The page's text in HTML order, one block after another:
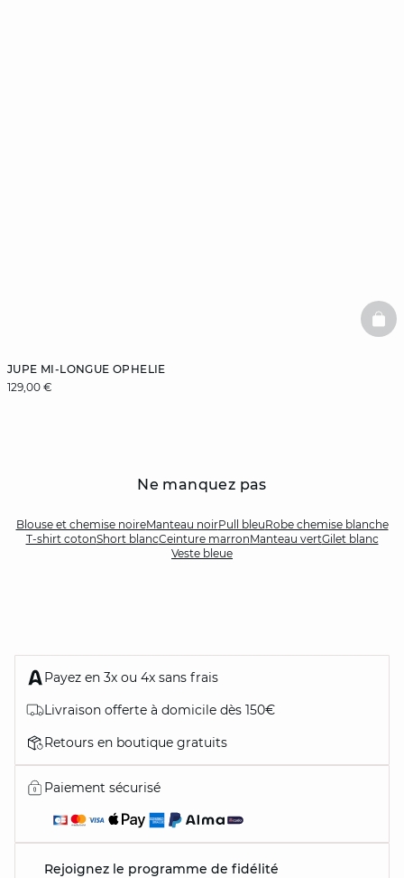
JUPE MI-LONGUE OPHELIE
129,00 €
Ne manquez pas
Blouse et chemise noireManteau noirPull bleuRobe chemise blanche
T-shirt cotonShort blancCeinture marronManteau vertGilet blanc
Veste bleue
Payez en 3x ou 4x sans frais
Livraison offerte à domicile dès 150€
Retours en boutique gratuits
Paiement sécurisé
Rejoignez le programme de fidélité